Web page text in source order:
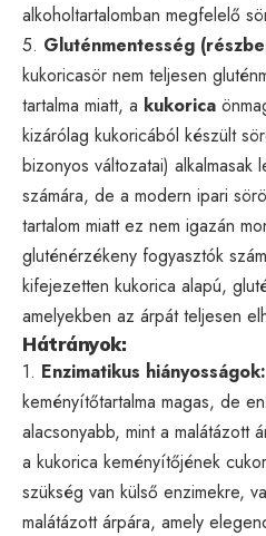
alkoholtartalomban megfelelő
5. Gluténmentesség
kukoricasör nem teljesen
tartalma miatt, a kukorica
kizárólag kukoricából készült
bizonyos változatai) alkalmasak
számára, de a modern ipari
tartalom miatt ez nem igazán
gluténérzékeny fogyasztók
kifejezetten kukorica alapú,
amelyekben az árpát teljesen
Hátrányok:
1. Enzimatikus hiányosságok:
keményítőtartalma magas, de
alacsonyabb, mint a malátázott
a kukorica keményítőjének
szükség van külső enzimekre,
malátázott árpára, amely